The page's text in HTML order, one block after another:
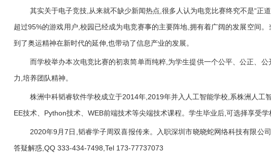
其实关于电子竞技,从来就不缺少新闻热点,很多人认为电竞比赛终究不是“
超过95%的游戏用户,校园已经成为电竞赛事的主要阵地,拥有着广阔的发展空间
到了奥运精神在新时代的延伸,也带动了信息产业的发展。
而学校举办本次电竞比赛的初衷简单而纯粹,为学生提供一个公平、公正、
力,培养团队精神。
株洲中科韬睿软件学校成立于2014年,2019年并入人工智能学校,系株洲人
EE技术、Python技术、WEB前端技术等尖端技术课程。学生毕业后,可选择享受
2020年9月7日,韬睿学子周双喜报传来。入职深圳市晓晓蛇网络科技有限
答疑解惑,QQ 333-434-7498,Tel 173-77737073